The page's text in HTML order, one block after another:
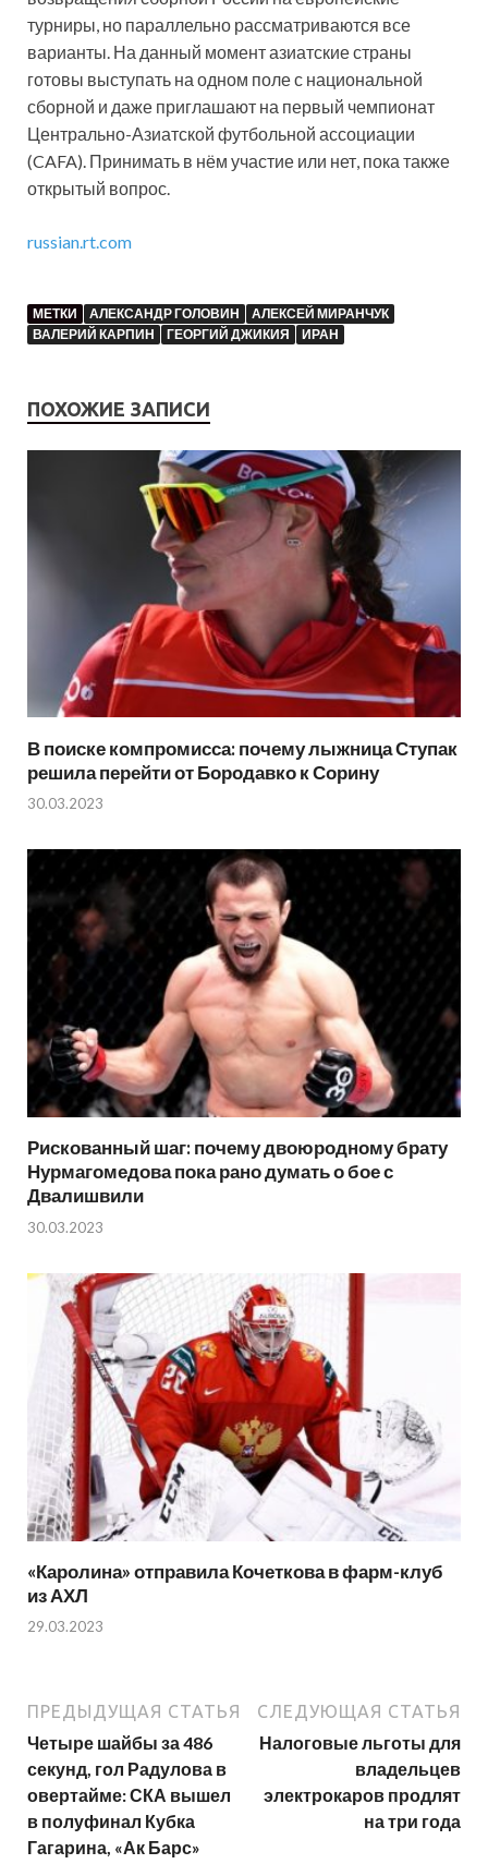
турниры, но параллельно рассматриваются все
варианты. На данный момент азиатские страны
готовы выступать на одном поле с национальной
сборной и даже приглашают на первый чемпионат
Центрально-Азиатской футбольной ассоциации
(CAFA). Принимать в нём участие или нет, пока также
открытый вопрос.
russian.rt.com
МЕТКИ АЛЕКСАНДР ГОЛОВИН
АЛЕКСЕЙ МИРАНЧУК
ВАЛЕРИЙ КАРПИН
ГЕОРГИЙ ДЖИКИЯ ИРАН
ПОХОЖИЕ ЗАПИСИ
В поиске компромисса: почему лыжница Ступак
решила перейти от Бородавко к Сорину
30.03.2023
Рискованный шаг: почему двоюродному брату
Нурмагомедова пока рано думать о бое с
Двалишвили
30.03.2023
«Каролина» отправила Кочеткова в фарм-клуб
из АХЛ
29.03.2023
ПРЕДЫДУЩАЯ СТАТЬЯ
Четыре шайбы за 486
секунд, гол Радулова в
овертайме: СКА вышел
в полуфинал Кубка
Гагарина, «Ак Барс»
СЛЕДУЮЩАЯ СТАТЬЯ
Налоговые льготы для
владельцев
электрокаров продлят
на три года